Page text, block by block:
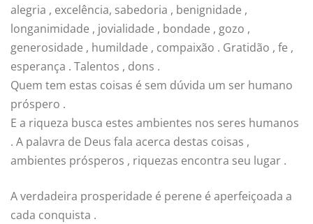
alegria , excelência, sabedoria , benignidade ,
longanimidade , jovialidade , bondade , gozo ,
generosidade , humildade , compaixão . Gratidão , fe ,
esperança . Talentos , dons .
Quem tem estas coisas é sem dúvida um ser humano
próspero .
E a riqueza busca estes ambientes nos seres humanos
. A palavra de Deus fala acerca destas coisas ,
ambientes prósperos , riquezas encontra seu lugar .
A verdadeira prosperidade é perene é aperfeiçoada a
cada conquista .